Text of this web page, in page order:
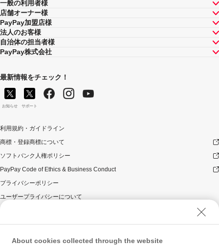
一般の利用者様
店舗オーナー様
PayPay加盟店様
法人のお客様
自治体の担当者様
PayPay株式会社
最新情報をチェック！
お知らせ サポート
利用規約・ガイドライン
商標・登録商標について
ソフトバンク人権ポリシー
PayPay Code of Ethics & Business Conduct
プライバシーポリシー
ユーザープライバシーについて
ウェブサイト利用規約
反社会的勢力に対する方針
About cookies collected through the website